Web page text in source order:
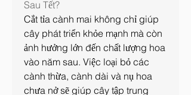
Sau Tết?
Cắt tỉa cành mai không chỉ giúp
cây phát triển khỏe mạnh mà còn
ảnh hưởng lớn đến chất lượng hoa
vào năm sau. Việc loại bỏ các
cành thừa, cành dài và nụ hoa
chưa nở sẽ giúp cây tập trung